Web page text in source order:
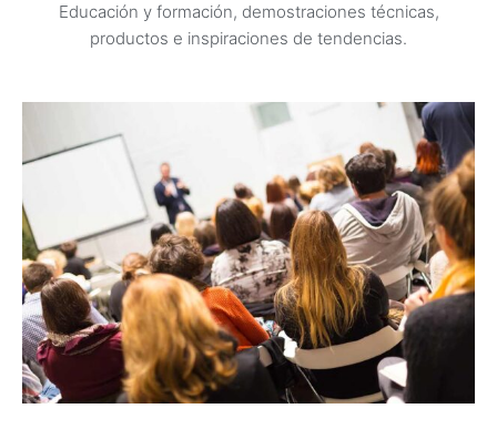
Educación y formación, demostraciones técnicas,
productos e inspiraciones de tendencias.